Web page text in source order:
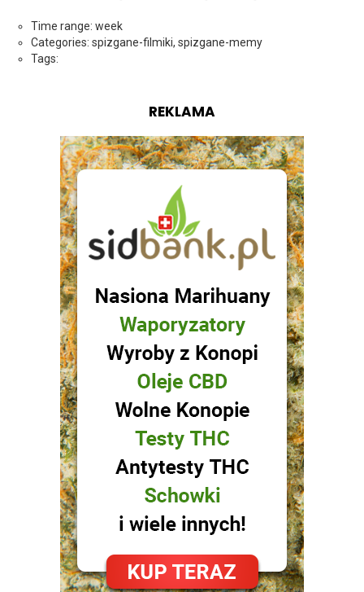
Time range: week
Categories: spizgane-filmiki, spizgane-memy
Tags:
REKLAMA